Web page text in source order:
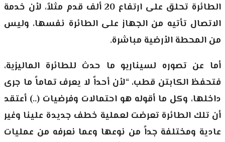
الطائرة تحلق على ارتفاع 20 ألف قدم مثلاً، لأن خدمة
الاتصال تأتيه من الجهاز على الطائرة نفسها، وليس
من المحطة الأرضية مباشرة.
أما عن تصوره لسيناريو ما حدث للطائرة الماليزية،
فتحفظ الكابتن قطب، “لأن أحداً لا يعرف تماماً ما جرى
داخلها، وكل ما أقوله هو احتمالات وفرضيات (..) أعتقد
أن تلك الطائرة تعرضت لعملية خطف جديدة علينا وغير
عادية ومختلفة جداً من نوعها وعما نعرفه من عمليات